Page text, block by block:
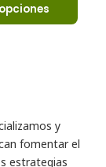
y
fomentar el
estrategias